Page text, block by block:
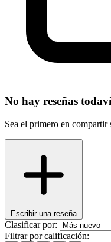
No hay reseñas
Sea el primero en compartir
Escribir una reseña
Clasificar por:
Filtrar por calificación: